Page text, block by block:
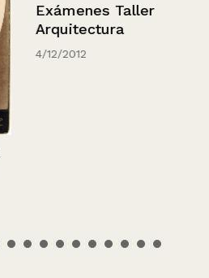
Exámenes Taller
Arquitectura
4/12/2012